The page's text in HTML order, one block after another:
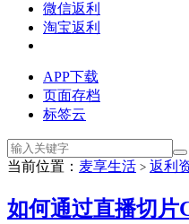
微信返利
淘宝返利
APP下载
页面存档
标签云
当前位置： 麦享生活 > 返利
如何通过直播切片